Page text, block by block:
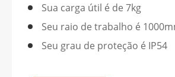
Sua carga útil é de 7kg
Seu raio de trabalho é
Seu grau de proteção é IP54